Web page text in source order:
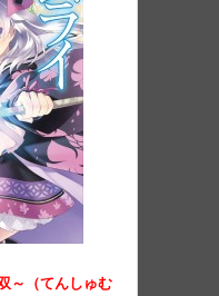
～（てんしゅむ